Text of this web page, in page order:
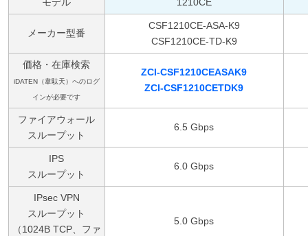
メーカー型番
CSF1210CE-ASA-K9
CSF1210CE-TD-K9
価格・在庫検索
iDATEN（韋駄天）へのログ
インが必要です
ZCI-CSF1210CEASAK9
ZCI-CSF1210CETDK9
ファイアウォール
スループット
6.5 Gbps
IPS
スループット
6.0 Gbps
IPsec VPN
スループット
（1024B TCP、ファ
5.0 Gbps